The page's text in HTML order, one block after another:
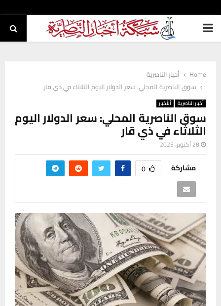
PRIMARY
Home
أخبار الناصرية
سوق الناصرية المحلي: سعر الدولار اليوم الثلاثاء في ذي قار
أخبار الناصرية ألأخبار
سوق الناصرية المحلي: سعر الدولار اليوم
الثلاثاء في ذي قار
28 أكتوبر، 2025
مشاركة 0